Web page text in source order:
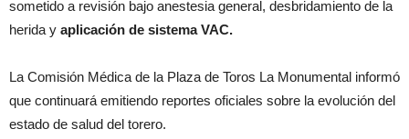
sometido a revisión bajo anestesia general, desbridamiento de la
herida y aplicación de sistema VAC.
La Comisión Médica de la Plaza de Toros La Monumental informó
que continuará emitiendo reportes oficiales sobre la evolución del
estado de salud del torero.